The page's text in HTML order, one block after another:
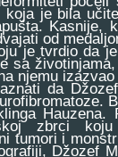
je bila
Kasnije,
od
je tvrdio da
sa
njemu
da Džozef
Hauzena.
zbrci
tumori i
Džozef